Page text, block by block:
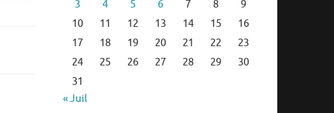
3
4 5 6 7 8
9
10
11 12 13 14 15
16
17
18 19 20 21 22
23
24
25 26 27 28 29
30
31
« Juil